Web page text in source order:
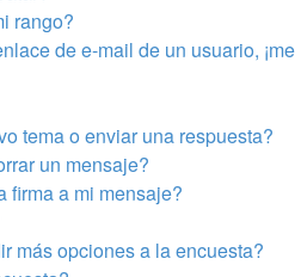
rango?
de e-mail de un usuario, ¡me
tema o enviar una respuesta?
un mensaje?
firma a mi mensaje?
más opciones a la encuesta?